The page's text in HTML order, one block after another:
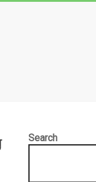
Search